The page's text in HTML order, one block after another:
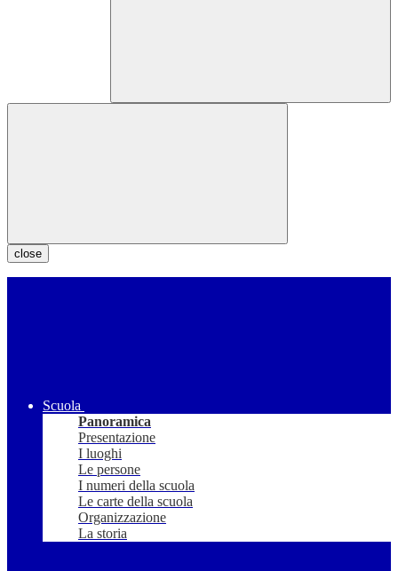
close
Scuola
Panoramica
Presentazione
I luoghi
Le persone
I numeri della scuola
Le carte della scuola
Organizzazione
La storia